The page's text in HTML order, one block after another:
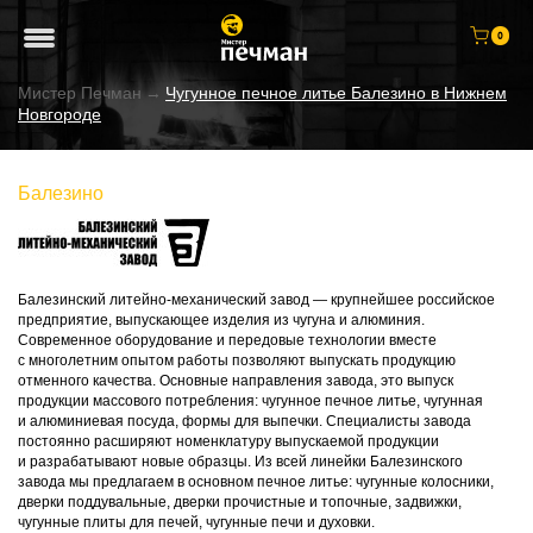
0
Мистер Печман → Чугунное печное литье Балезино в Нижнем
Новгороде
Балезино
Балезинский литейно-механический завод — крупнейшее российское
предприятие, выпускающее изделия из чугуна и алюминия.
Современное оборудование и передовые технологии вместе
с многолетним опытом работы позволяют выпускать продукцию
отменного качества. Основные направления завода, это выпуск
продукции массового потребления: чугунное печное литье, чугунная
и алюминиевая посуда, формы для выпечки. Специалисты завода
постоянно расширяют номенклатуру выпускаемой продукции
и разрабатывают новые образцы. Из всей линейки Балезинского
завода мы предлагаем в основном печное литье: чугунные колосники,
дверки поддувальные, дверки прочистные и топочные, задвижки,
чугунные плиты для печей, чугунные печи и духовки.